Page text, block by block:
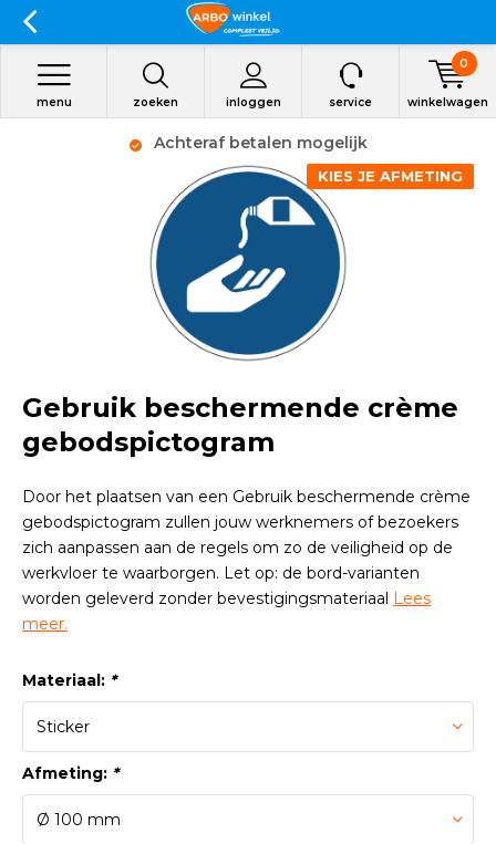
zoeken inloggen
menu service winkelwagen
0
Achteraf betalen mogelijk
KIES JE AFMETING
Gebruik beschermende crème
gebodspictogram
Door het plaatsen van een Gebruik beschermende crème
gebodspictogram zullen jouw werknemers of bezoekers
zich aanpassen aan de regels om zo de veiligheid op de
werkvloer te waarborgen. Let op: de bord-varianten
worden geleverd zonder bevestigingsmateriaal Lees
meer.
Materiaal: *
Afmeting: *